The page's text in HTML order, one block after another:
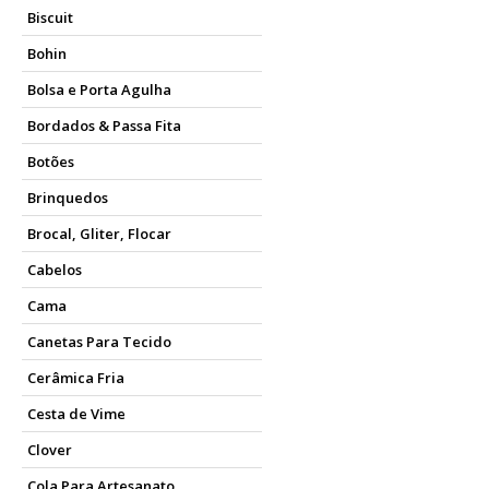
Biscuit
Bohin
Bolsa e Porta Agulha
Bordados & Passa Fita
Botões
Brinquedos
Brocal, Gliter, Flocar
Cabelos
Cama
Canetas Para Tecido
Cerâmica Fria
Cesta de Vime
Clover